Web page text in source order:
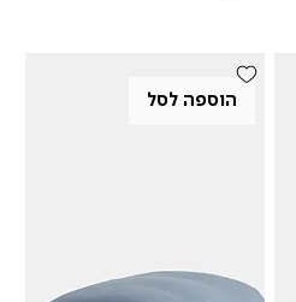
הוספה לסל